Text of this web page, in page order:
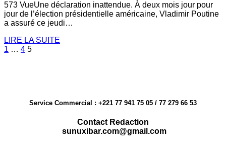
573 VueUne déclaration inattendue. À deux mois jour pour
jour de l’élection présidentielle américaine, Vladimir Poutine
a assuré ce jeudi…
LIRE LA SUITE
Posts
1 … 4 5
Service Commercial : +221 77 941 75 05 / 77 279 66 53
Contact Redaction
sunuxibar.com@gmail.com